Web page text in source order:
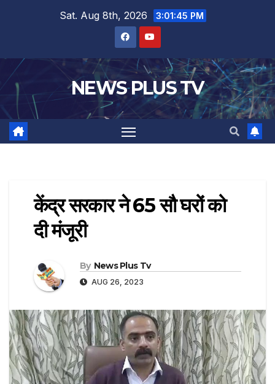
Sat. Aug 8th, 2026 3:01:46 PM
NEWS PLUS TV
केंद्र सरकार ने 65 सौ घरों को
दी मंजूरी
By News Plus Tv
AUG 26, 2023